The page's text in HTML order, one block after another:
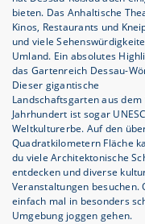
bieten. Das Anhaltische
Kinos, Restaurants und
und viele
Umland. Ein absolutes
das Gartenreich Dessau-
Dieser gigantische
Landschaftsgarten aus dem
Jahrhundert ist sogar
Weltkulturerbe. Auf den
Quadratkilometern Fläche
du viele Architektonische
entdecken und diverse
Veranstaltungen besuchen.
einfach mal in besonders
Umgebung joggen gehen.